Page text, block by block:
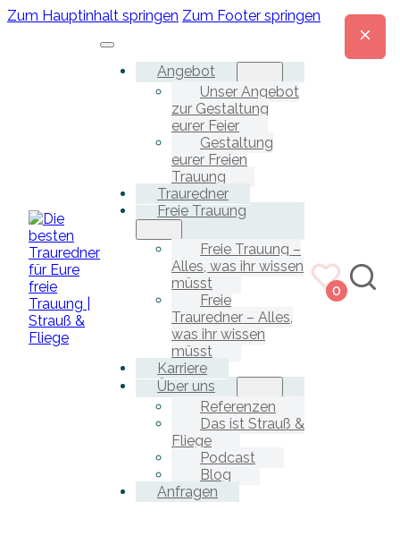
Zum Hauptinhalt springen Zum Footer springen
Angebot
Unser Angebot
zur Gestaltung
eurer Feier
Gestaltung
eurer Freien
Trauung
Trauredner
Freie Trauung
Freie Trauung –
Alles, was ihr wissen
müsst
Freie
Trauredner – Alles,
was ihr wissen
müsst
Karriere
Über uns
Referenzen
Das ist Strauß &
Fliege
Podcast
Blog
Anfragen
0